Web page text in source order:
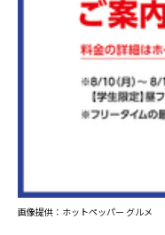
画像提供：ホットペッパー グルメ